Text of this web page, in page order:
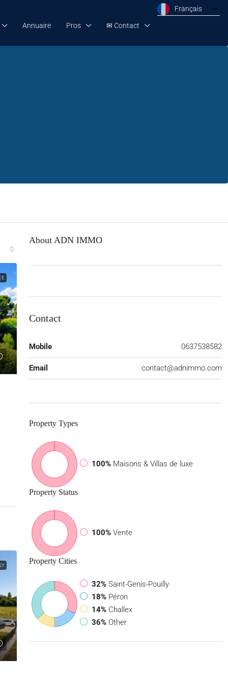
Annuaire Pros ✉ Contact
Français
About ADN IMMO
Contact
Mobile 0637538582
Email contact@adnimmo.com
PropertyTypes
100% Maisons & Villas de luxe
PropertyStatus
100% Vente
PropertyCities
32% Saint-Genis-Pouilly
18% Péron
14% Challex
36% Other